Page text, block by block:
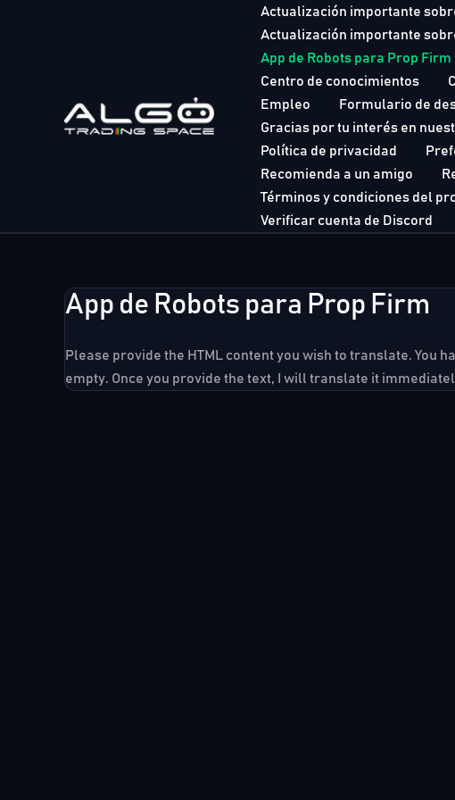
Actualización importante
Actualización importante
App de Robots para Prop Firm
Centro de conocimientos
Empleo
Formulario de
Gracias por tu interés en
Política de privacidad
Recomienda a un amigo
Términos y condiciones del
Verificar cuenta de Discord
App de Robots para Prop Firm
Please provide the HTML content you wish to translate. You
empty. Once you provide the text, I will translate it